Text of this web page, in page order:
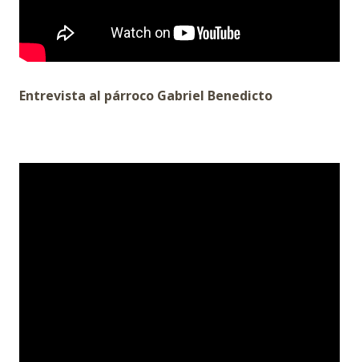
Entrevista al párroco Gabriel Benedicto